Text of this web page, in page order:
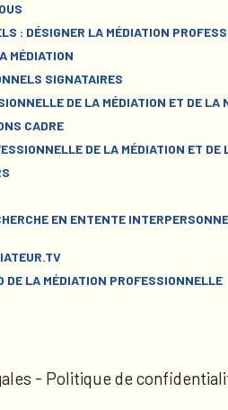
: DÉSIGNER LA MÉDIATION
MÉDIATION
SIGNATAIRES
DE LA MÉDIATION ET DE LA
CADRE
DE LA MÉDIATION ET DE
EN ENTENTE
DE LA MÉDIATION PROFESSIONNELLE
- Politique de